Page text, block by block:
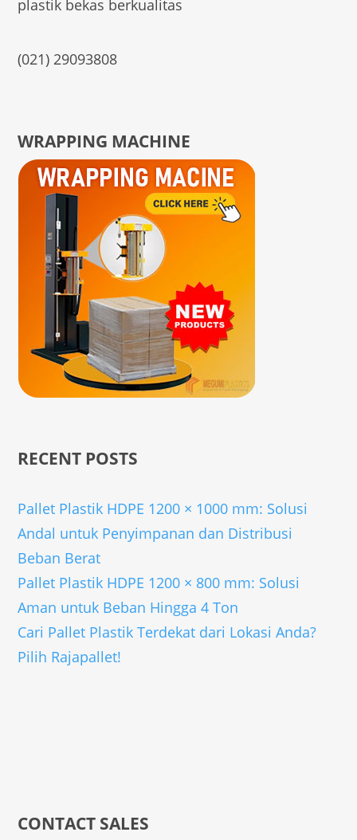
plastik bekas berkualitas
(021) 29093808
WRAPPING MACHINE
RECENT POSTS
Pallet Plastik HDPE 1200 × 1000 mm: Solusi
Andal untuk Penyimpanan dan Distribusi
Beban Berat
Pallet Plastik HDPE 1200 × 800 mm: Solusi
Aman untuk Beban Hingga 4 Ton
Cari Pallet Plastik Terdekat dari Lokasi Anda?
Pilih Rajapallet!
CONTACT SALES